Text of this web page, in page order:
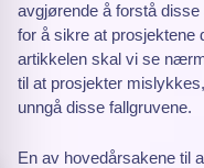
avgjørende å forstå
for å sikre at prosjektene
artikkelen skal vi se
til at prosjekter
unngå disse fallgruvene.
En av hovedårsakene til